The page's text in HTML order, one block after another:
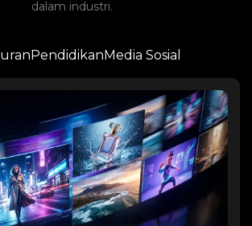
dalam industri.
PendidikanMedia Sosial